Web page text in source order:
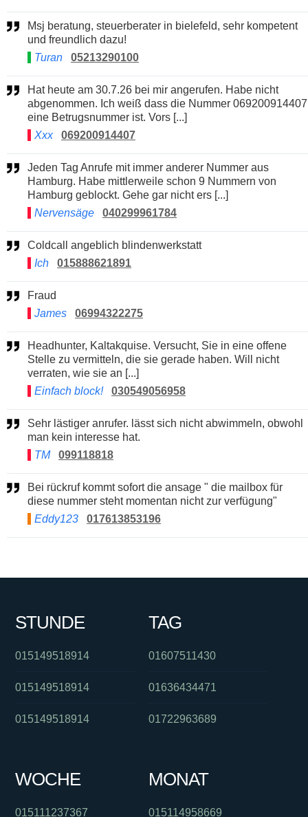
Msj beratung, steuerberater in bielefeld, sehr kompetent
und freundlich dazu!
Turan
05213290100
Hat heute am 30.7.26 bei mir angerufen. Habe nicht
abgenommen. Ich weiß dass die Nummer 069200914407
eine Betrugsnummer ist. Vors [...]
Xxx
069200914407
Jeden Tag Anrufe mit immer anderer Nummer aus
Hamburg. Habe mittlerweile schon 9 Nummern von
Hamburg geblockt. Gehe gar nicht ers [...]
Nervensäge
040299961784
Coldcall angeblich blindenwerkstatt
Ich
015888621891
Fraud
James
06994322275
Headhunter, Kaltakquise. Versucht, Sie in eine offene
Stelle zu vermitteln, die sie gerade haben. Will nicht
verraten, wie sie an [...]
Einfach block!
030549056958
Sehr lästiger anrufer. lässt sich nicht abwimmeln, obwohl
man kein interesse hat.
TM
099118818
Bei rückruf kommt sofort die ansage " die mailbox für
diese nummer steht momentan nicht zur verfügung"
Eddy123
017613853196
STUNDE
015149518914
015149518914
015149518914
TAG
01607511430
01636434471
01722963689
WOCHE
015111237367
MONAT
015114958669